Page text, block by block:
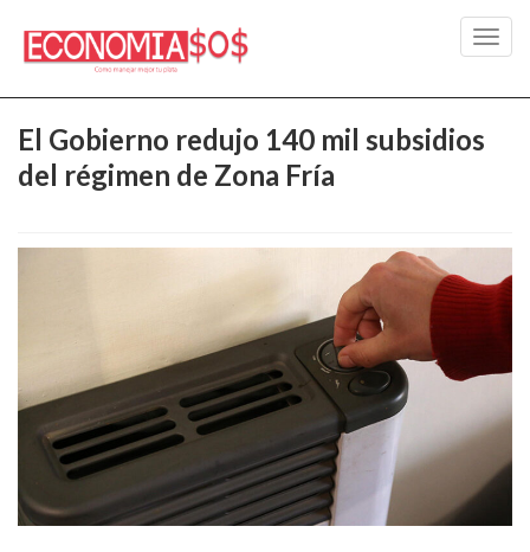
El Gobierno redujo 140 mil subsidios
del régimen de Zona Fría